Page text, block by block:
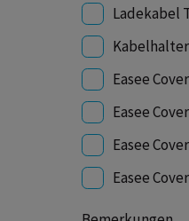
Ladekabel
Easee
Easee
Easee
Easee